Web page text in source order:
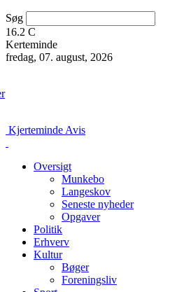
Søg
16.2 C
Kerteminde
fredag, 07. august, 2026
Kjerteminde Avis
Oversigt
Munkebo
Langeskov
Seneste nyheder
Opgaver
Politik
Erhverv
Kultur
Bøger
Foreningsliv